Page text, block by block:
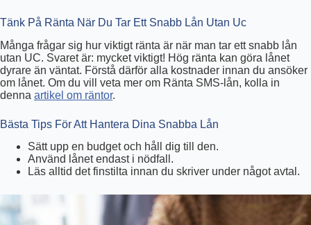
Tänk På Ränta När Du Tar Ett Snabb Lån Utan Uc
Många frågar sig hur viktigt ränta är när man tar ett snabb lån
utan UC. Svaret är: mycket viktigt! Hög ränta kan göra lånet
dyrare än väntat. Förstå därför alla kostnader innan du ansöker
om lånet. Om du vill veta mer om Ränta SMS-lån, kolla in
denna artikel om räntor.
Bästa Tips För Att Hantera Dina Snabba Lån
Sätt upp en budget och håll dig till den.
Använd lånet endast i nödfall.
Läs alltid det finstilta innan du skriver under något avtal.